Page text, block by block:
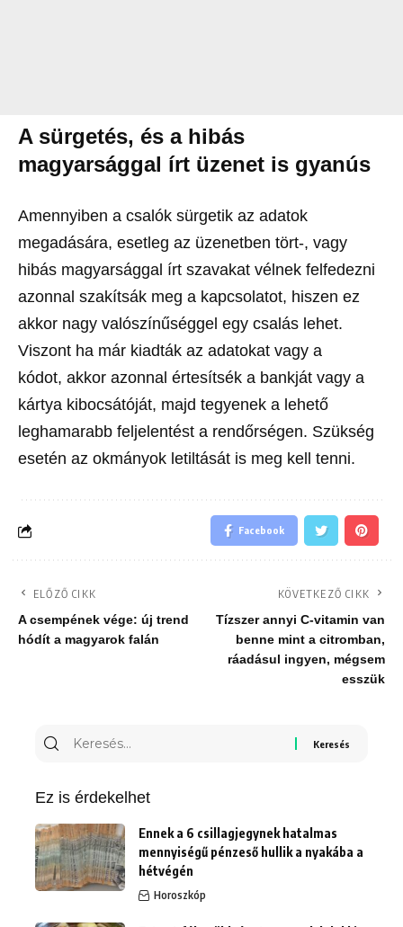
A sürgetés, és a hibás
magyarsággal írt üzenet is gyanús
Amennyiben a csalók sürgetik az adatok
megadására, esetleg az üzenetben tört-, vagy
hibás magyarsággal írt szavakat vélnek felfedezni
azonnal szakítsák meg a kapcsolatot, hiszen ez
akkor nagy valószínűséggel egy csalás lehet.
Viszont ha már kiadták az adatokat vagy a
kódot, akkor azonnal értesítsék a bankját vagy a
kártya kibocsátóját, majd tegyenek a lehető
leghamarabb feljelentést a rendőrségen. Szükség
esetén az okmányok letiltását is meg kell tenni.
Facebook
ELŐZŐ CIKK
A csempének vége: új trend
hódít a magyarok falán
KÖVETKEZŐ CIKK
Tízszer annyi C-vitamin van
benne mint a citromban,
ráadásul ingyen, mégsem
esszük
Keresés
Ez is érdekelhet
Ennek a 6 csillagjegynek hatalmas
mennyiségű pénzeső hullik a nyakába a
hétvégén
Horoszkóp